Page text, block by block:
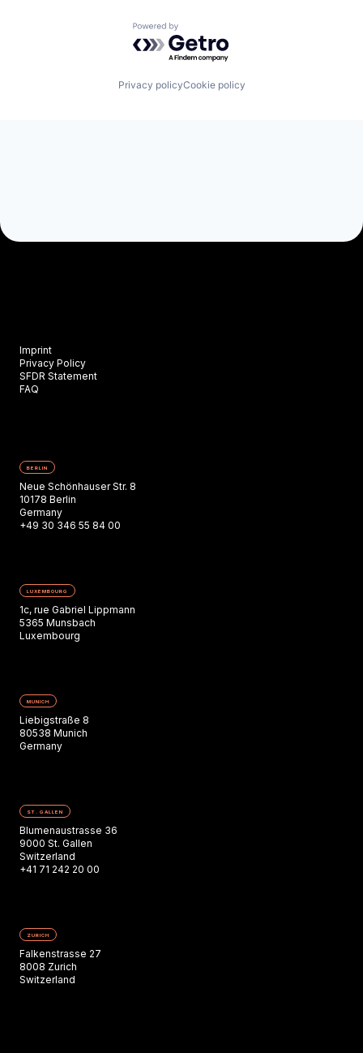
Powered by Getro.com
Privacy policyCookie policy
Imprint
Privacy Policy
SFDR Statement
FAQ
BERLIN
Neue Schönhauser Str. 8
10178 Berlin
Germany
+49 30 346 55 84 00
LUXEMBOURG
1c, rue Gabriel Lippmann
5365 Munsbach
Luxembourg
MUNICH
Liebigstraße 8
80538 Munich
Germany
ST. GALLEN
Blumenaustrasse 36
9000 St. Gallen
Switzerland
+41 71 242 20 00
ZURICH
Falkenstrasse 27
8008 Zurich
Switzerland